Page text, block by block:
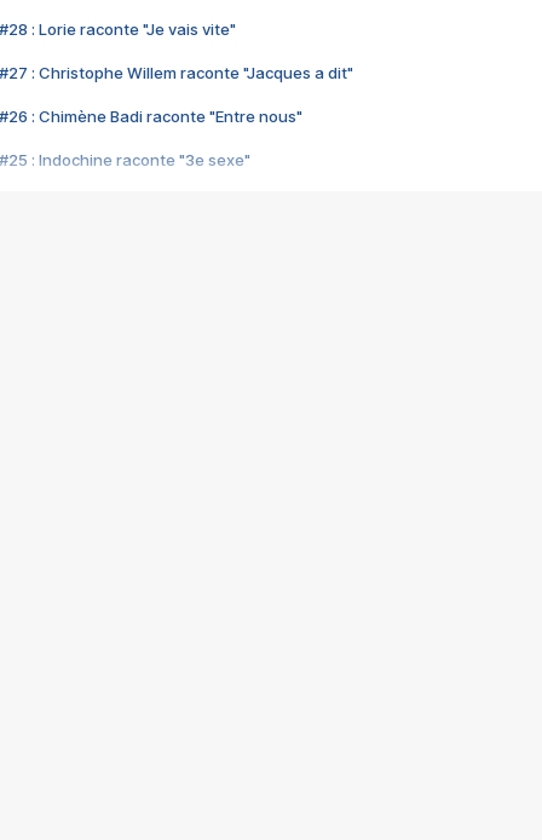
#28 : Lorie raconte "Je vais vite"
#27 : Christophe Willem raconte "Jacques a dit"
#26 : Chimène Badi raconte "Entre nous"
#25 : Indochine raconte "3e sexe"